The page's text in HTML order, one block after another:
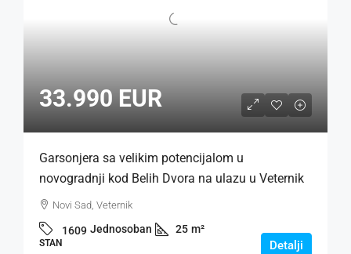
33.990 EUR
Garsonjera sa velikim potencijalom u
novogradnji kod Belih Dvora na ulazu u Veternik
Novi Sad, Veternik
1609 Jednosoban 25 m²
STAN Detalji